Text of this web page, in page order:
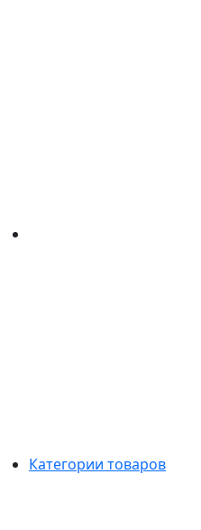
Категории товаров